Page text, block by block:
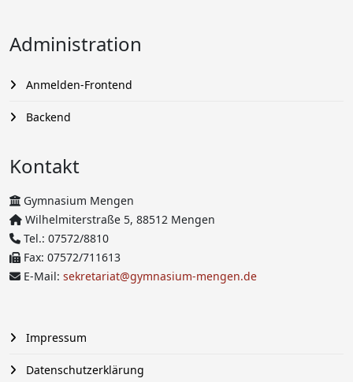
Administration
Anmelden-Frontend
Backend
Kontakt
Gymnasium Mengen
Wilhelmiterstraße 5, 88512 Mengen
Tel.: 07572/8810
Fax: 07572/711613
E-Mail: sekretariat@gymnasium-mengen.de
Impressum
Datenschutzerklärung